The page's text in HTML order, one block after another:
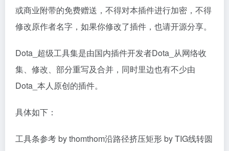
或商业附带的免费赠送，不得对本插件进行加密，不得
修改原作者名字，如果你修改了插件，也请开源分享。
Dota_超级工具集是由国内插件开发者Dota_从网络收
集、修改、部分重写及合并，同时里边也有不少由
Dota_本人原创的插件。
具体如下：
工具条参考 by thomthom沿路径挤压矩形 by TIG线转圆